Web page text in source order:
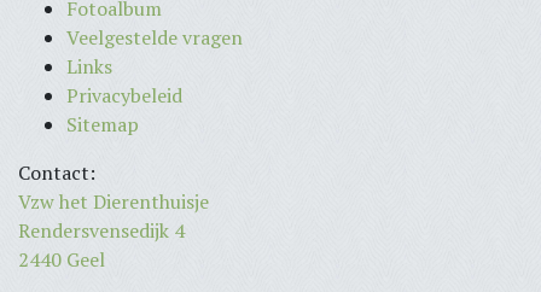
Fotoalbum
Veelgestelde vragen
Links
Privacybeleid
Sitemap
Contact:
Vzw het Dierenthuisje
Rendersvensedijk 4
2440 Geel